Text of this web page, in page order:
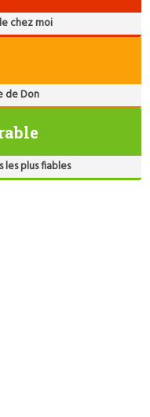
chez moi
de Don
les plus fiables